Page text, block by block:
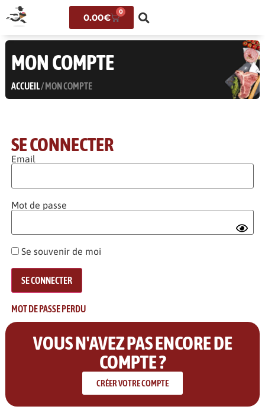
0.00€
0
MON COMPTE
ACCUEIL / MON COMPTE
SE CONNECTER
Email
Mot de passe
Se souvenir de moi
MOT DE PASSE PERDU
VOUS N'AVEZ PAS ENCORE DE
COMPTE ?
CRÉER VOTRE COMPTE